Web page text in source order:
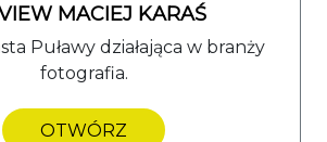
MACIEJ KARAŚ
Puławy działająca w branży
fotografia.
OTWÓRZ